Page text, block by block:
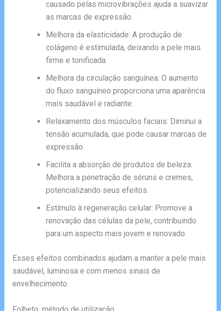
causado pelas microvibrações ajuda a suavizar
as marcas de expressão.
Melhora da elasticidade: A produção de
colágeno é estimulada, deixando a pele mais
firme e tonificada.
Melhora da circulação sanguínea: O aumento
do fluxo sanguíneo proporciona uma aparência
mais saudável e radiante.
Relaxamento dos músculos faciais: Diminui a
tensão acumulada, que pode causar marcas de
expressão.
Facilita a absorção de produtos de beleza:
Melhora a penetração de séruns e cremes,
potencializando seus efeitos.
Estímulo à regeneração celular: Promove a
renovação das células da pele, contribuindo
para um aspecto mais jovem e renovado.
Esses efeitos combinados ajudam a manter a pele mais
saudável, luminosa e com menos sinais de
envelhecimento.